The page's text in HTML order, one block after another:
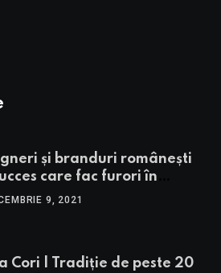
și branduri românești
care fac furori în
9, 2021
Cori | Tradiție de peste 20